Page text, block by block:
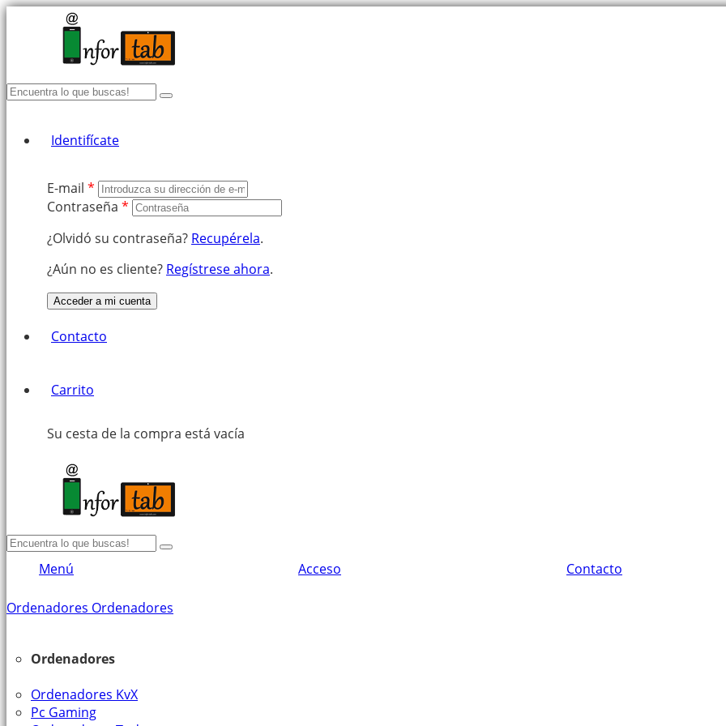
Identifícate
E-mail *
Contraseña *
¿Olvidó su contraseña? Recupérela.
¿Aún no es cliente? Regístrese ahora.
Acceder a mi cuenta
Contacto
Carrito
Su cesta de la compra está vacía
Menú Acceso Contacto
Ordenadores Ordenadores
Ordenadores
Ordenadores KvX
Pc Gaming